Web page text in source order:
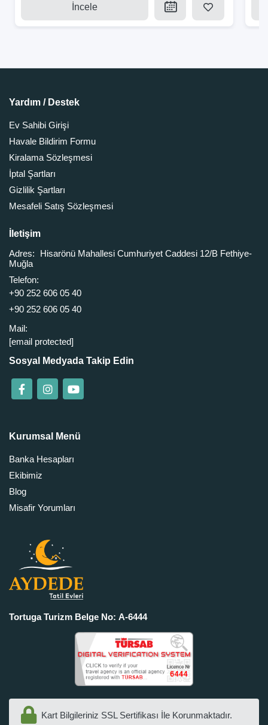
İncele
Yardım / Destek
Ev Sahibi Girişi
Havale Bildirim Formu
Kiralama Sözleşmesi
İptal Şartları
Gizlilik Şartları
Mesafeli Satış Sözleşmesi
İletişim
Adres:
Hisarönü Mahallesi Cumhuriyet Caddesi 12/B Fethiye-
Muğla
Telefon:
+90 252 606 05 40
+90 252 606 05 40
Mail:
[email protected]
Sosyal Medyada Takip Edin
Kurumsal Menü
Banka Hesapları
Ekibimiz
Blog
Misafir Yorumları
Tortuga Turizm Belge No: A-6444
Kart Bilgileriniz SSL Sertifikası İle Korunmaktadır.